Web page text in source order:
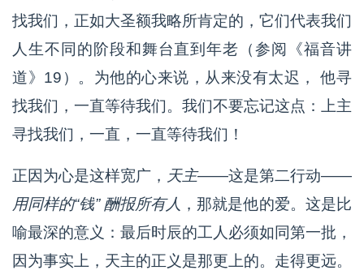
找我们，正如大圣额我略所肯定的，它们代表我们
人生不同的阶段和舞台直到年老（参阅《福音讲
道》19）。为他的心来说，从来没有太迟， 他寻
找我们，一直等待我们。我们不要忘记这点：上主
寻找我们，一直，一直等待我们！
正因为心是这样宽广， 天主——这是第二行动——
用同样的“钱” 酬报所有人 ，那就是他的爱。这是比
喻最深的意义：最后时辰的工人必须如同第一批，
因为事实上，天主的正义是那更上的。走得更远。